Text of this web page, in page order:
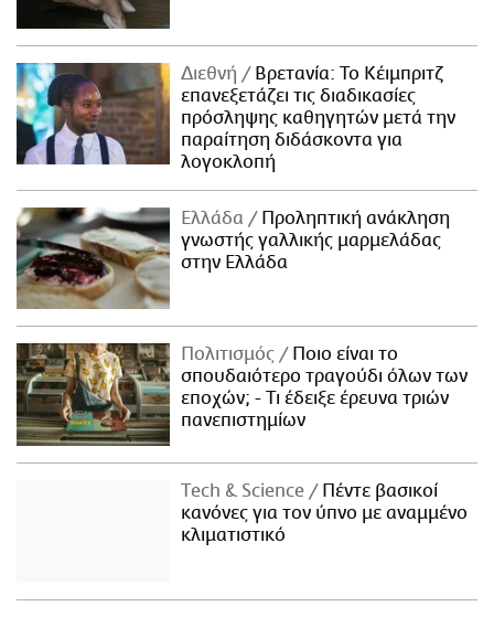
Διεθνή
Βρετανία: Το Κέιμπριτζ
επανεξετάζει τις διαδικασίες
πρόσληψης καθηγητών μετά την
παραίτηση διδάσκοντα για
λογοκλοπή
Ελλάδα
Προληπτική ανάκληση
γνωστής γαλλικής μαρμελάδας
στην Ελλάδα
Πολιτισμός
Ποιο είναι το
σπουδαιότερο τραγούδι όλων των
εποχών; - Τι έδειξε έρευνα τριών
πανεπιστημίων
Τech & Science
Πέντε βασικοί
κανόνες για τον ύπνο με αναμμένο
κλιματιστικό